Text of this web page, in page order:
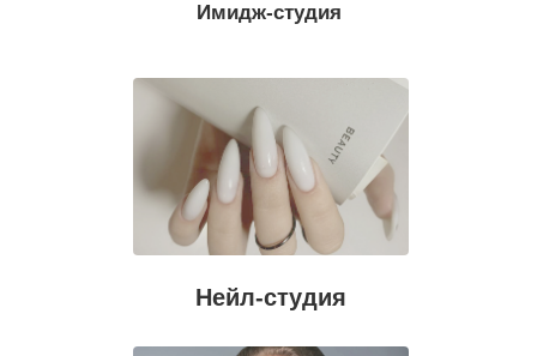
Имидж-студия
Нейл-студия